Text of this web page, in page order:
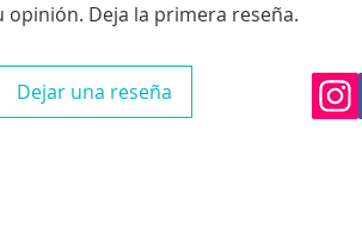
opinión. Deja la primera reseña.
Dejar una reseña